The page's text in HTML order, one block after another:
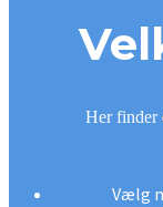
Her finder
Vælg